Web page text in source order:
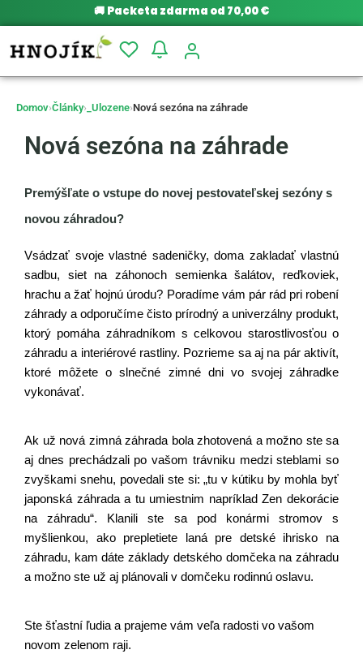
🚚 Packeta zdarma od 70,00 €
Domov›Články› _Ulozene›Nová sezóna na záhrade
Nová sezóna na záhrade
Premýšľate o vstupe do novej pestovateľskej sezóny s
novou záhradou?
Vsádzať svoje vlastné sadeničky, doma zakladať vlastnú
sadbu, siet na záhonoch semienka šalátov, reďkoviek,
hrachu a žať hojnú úrodu? Poradíme vám pár rád pri robení
záhrady a odporučíme čisto prírodný a univerzálny produkt,
ktorý pomáha záhradníkom s celkovou starostlivosťou o
záhradu a interiérové rastliny. Pozrieme sa aj na pár aktivít,
ktoré môžete o slnečné zimné dni vo svojej záhradke
vykonávať.
Ak už nová zimná záhrada bola zhotovená a možno ste sa
aj dnes prechádzali po vašom trávniku medzi steblami so
zvyškami snehu, povedali ste si: „tu v kútiku by mohla byť
japonská záhrada a tu umiestnim napríklad Zen dekorácie
na záhradu“. Klanili ste sa pod konármi stromov s
myšlienkou, ako prepletiete laná pre detské ihrisko na
záhradu, kam dáte základy detského domčeka na záhradu
a možno ste už aj plánovali v domčeku rodinnú oslavu.
Ste šťastní ľudia a prajeme vám veľa radosti vo vašom
novom zelenom raji.